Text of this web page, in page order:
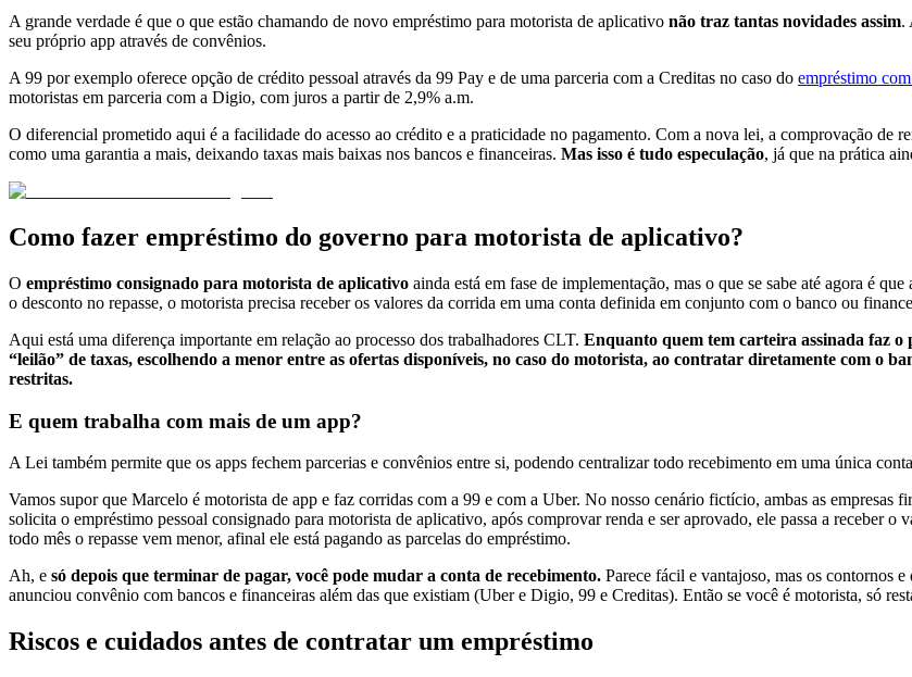
A grande verdade é que o que estão chamando de novo empréstimo para motorista de aplicativo não traz tantas novidades assim.
seu próprio app através de convênios.
A 99 por exemplo oferece opção de crédito pessoal através da 99 Pay e de uma parceria com a Creditas no caso do empréstimo
motoristas em parceria com a Digio, com juros a partir de 2,9% a.m.
O diferencial prometido aqui é a facilidade do acesso ao crédito e a praticidade no pagamento. Com a nova lei, a comprovação de
como uma garantia a mais, deixando taxas mais baixas nos bancos e financeiras. Mas isso é tudo especulação, já que na prática
Como fazer empréstimo do governo para motorista de aplicativo?
O empréstimo consignado para motorista de aplicativo ainda está em fase de implementação, mas o que se sabe até agora é
o desconto no repasse, o motorista precisa receber os valores da corrida em uma conta definida em conjunto com o banco ou
Aqui está uma diferença importante em relação ao processo dos trabalhadores CLT. Enquanto quem tem carteira assinada faz
“leilão” de taxas, escolhendo a menor entre as ofertas disponíveis, no caso do motorista, ao contratar diretamente com o
restritas.
E quem trabalha com mais de um app?
A Lei também permite que os apps fechem parcerias e convênios entre si, podendo centralizar todo recebimento em uma única
Vamos supor que Marcelo é motorista de app e faz corridas com a 99 e com a Uber. No nosso cenário fictício, ambas as empresas
solicita o empréstimo pessoal consignado para motorista de aplicativo, após comprovar renda e ser aprovado, ele passa a receber
todo mês o repasse vem menor, afinal ele está pagando as parcelas do empréstimo.
Ah, e só depois que terminar de pagar, você pode mudar a conta de recebimento. Parece fácil e vantajoso, mas os contornos
anunciou convênio com bancos e financeiras além das que existiam (Uber e Digio, 99 e Creditas). Então se você é motorista, só
Riscos e cuidados antes de contratar um empréstimo